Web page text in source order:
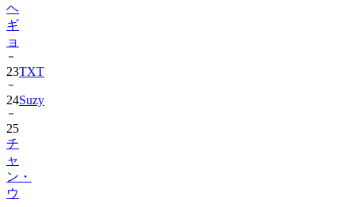
ョ
23
24Suzy
25
チ
ャ
ン・
ウ
ォ
ニ